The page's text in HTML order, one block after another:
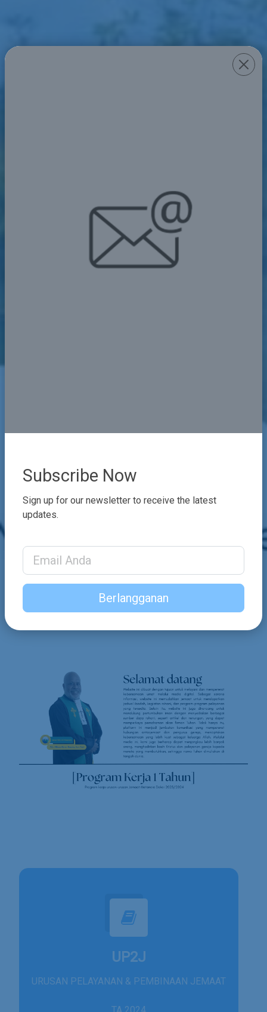
UP2J
URUSAN PELAYANAN & PEMBINAAN JEMAAT
Subscribe Now
Sign up for our newsletter to receive the latest
updates.
Email Address
Berlangganan